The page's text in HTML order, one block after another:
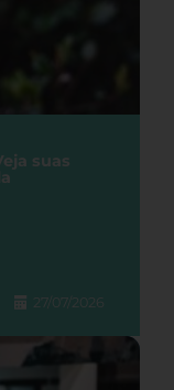
suas
27/07/2026